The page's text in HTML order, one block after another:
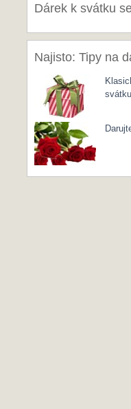
Dárek k svátku
Najisto: Tipy na
svátku